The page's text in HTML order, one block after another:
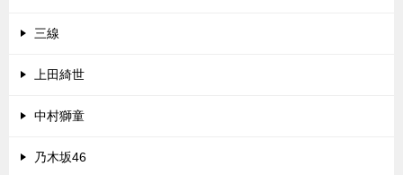
三線
上田綺世
中村獅童
乃木坂46